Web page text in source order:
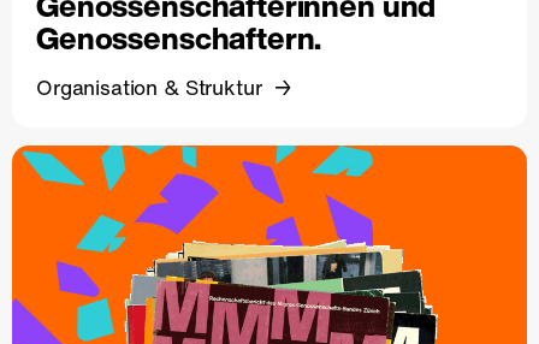
Genossenschaftern.
Organisation & Struktur